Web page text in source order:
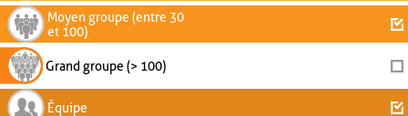
Moyen groupe (entre 30
et 100)
Grand groupe (> 100)
Équipe